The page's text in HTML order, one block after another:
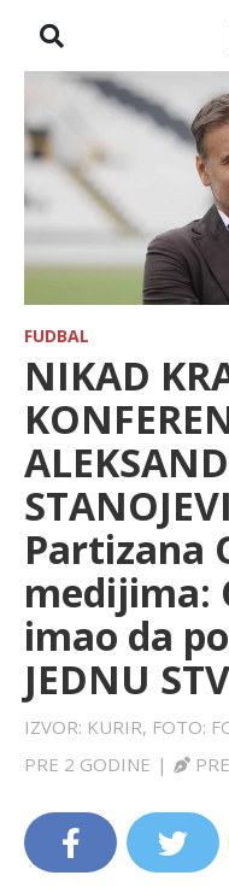
NASLOVNA
ZADRUGA
SHOWBIZ
HRONIKA
FARMERI
TV
SPORT
LIFESTYLE
EXTRA
FUDBAL
NIKAD
Partizana
medijima:
imao da
JEDNU
IZVOR: KURIR, FOTO:
PRE 2 GODINE |